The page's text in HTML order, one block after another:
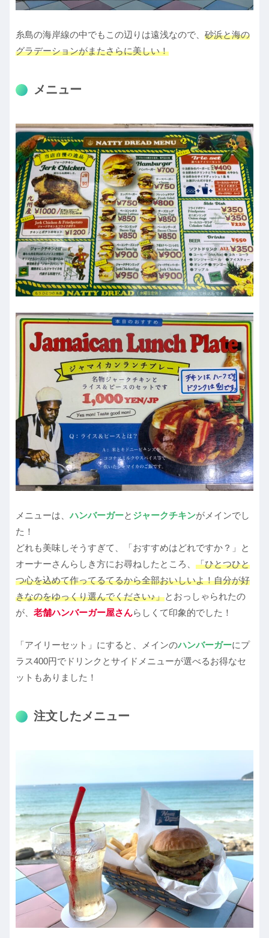
糸島の海岸線の中でもこの辺りは遠浅なので、 砂浜と海の
グラデーションがまたさらに美しい！
メニュー
メニューは、ハンバーガーと ジャークチキンがメインでし
た！
どれも美味しそうすぎて、「おすすめはどれですか？」と
オーナーさんらしき方にお尋ねしたところ、 「ひとつひと
つ心を込めて作ってるてるから全部おいしいよ！自分が好
きなのをゆっくり選んでください♪」とおっしゃられたの
が、 老舗ハンバーガー屋さんらしくて印象的でした！
「アイリーセット」にすると、メインのハンバーガーにプ
ラス400円でドリンクとサイドメニューが選べるお得なセ
ットもありました！
注文したメニュー